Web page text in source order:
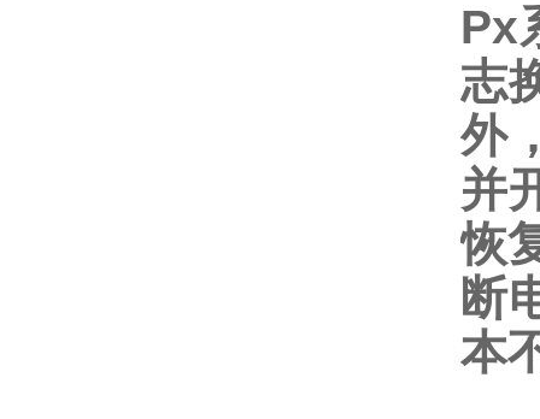
Px
志
外
并
恢
断
本